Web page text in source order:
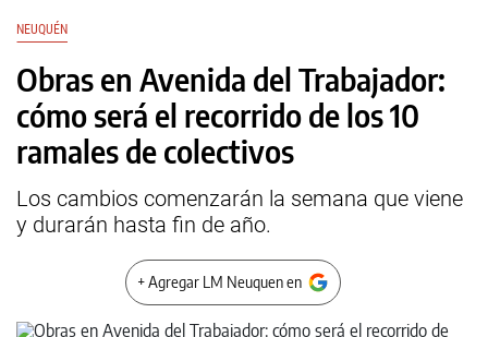
NEUQUÉN
Obras en Avenida del Trabajador:
cómo será el recorrido de los 10
ramales de colectivos
Los cambios comenzarán la semana que viene
y durarán hasta fin de año.
+ Agregar LM Neuquen en